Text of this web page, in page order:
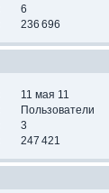
6
236 696
11 мая 11
Пользователи
3
247 421